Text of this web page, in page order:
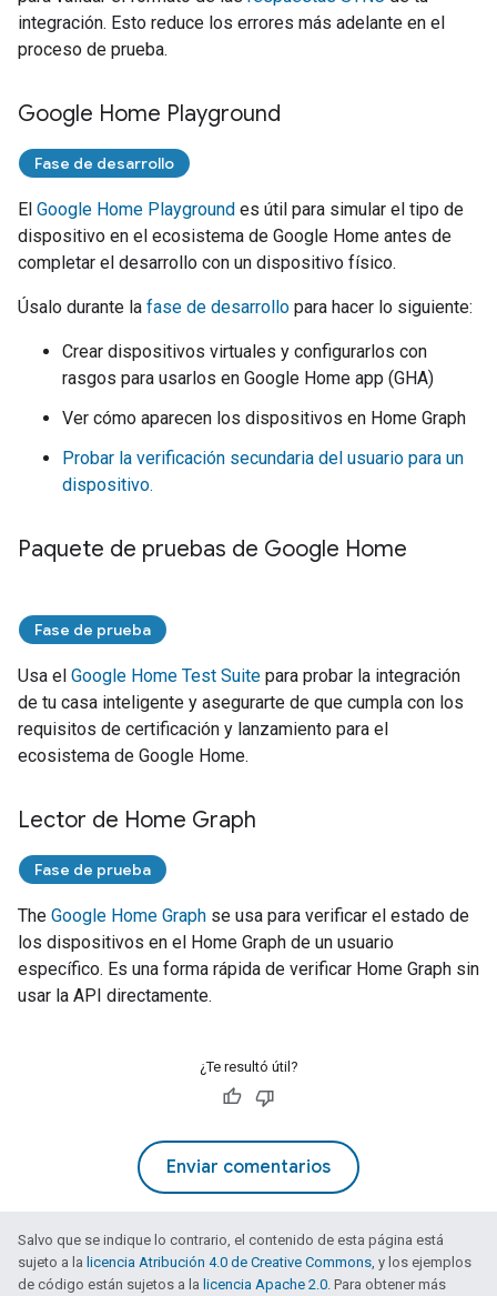
integración. Esto reduce los errores más adelante en el
proceso de prueba.
Google Home Playground
Fase de desarrollo
El Google Home Playground es útil para simular el tipo de
dispositivo en el ecosistema de Google Home antes de
completar el desarrollo con un dispositivo físico.
Úsalo durante la fase de desarrollo para hacer lo siguiente:
Crear dispositivos virtuales y configurarlos con
rasgos para usarlos en Google Home app (GHA)
Ver cómo aparecen los dispositivos en Home Graph
Probar la verificación secundaria del usuario para un
dispositivo.
Paquete de pruebas de Google Home
Fase de prueba
Usa el Google Home Test Suite para probar la integración
de tu casa inteligente y asegurarte de que cumpla con los
requisitos de certificación y lanzamiento para el
ecosistema de Google Home.
Lector de Home Graph
Fase de prueba
The Google Home Graph se usa para verificar el estado de
los dispositivos en el Home Graph de un usuario
específico. Es una forma rápida de verificar Home Graph sin
usar la API directamente.
¿Te resultó útil?
Enviar comentarios
Salvo que se indique lo contrario, el contenido de esta página está
sujeto a la licencia Atribución 4.0 de Creative Commons, y los ejemplos
de código están sujetos a la licencia Apache 2.0. Para obtener más